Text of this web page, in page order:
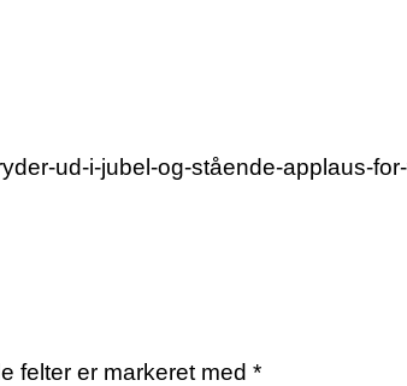
ud-i-jubel-og-stående-applaus-
felter er markeret med *